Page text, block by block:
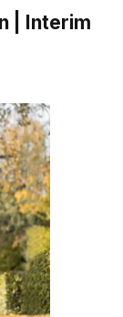
| Interim